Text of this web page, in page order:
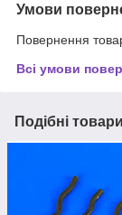
Умови
Повернення
Всі умови
Подібні